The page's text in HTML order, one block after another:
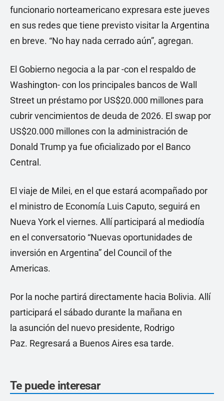
funcionario norteamericano expresara este jueves
en sus redes que tiene previsto visitar la Argentina
en breve. “No hay nada cerrado aún”, agregan.
El Gobierno negocia a la par -con el respaldo de
Washington- con los principales bancos de Wall
Street un préstamo por US$20.000 millones para
cubrir vencimientos de deuda de 2026. El swap por
US$20.000 millones con la administración de
Donald Trump ya fue oficializado por el Banco
Central.
El viaje de Milei, en el que estará acompañado por
el ministro de Economía Luis Caputo, seguirá en
Nueva York el viernes. Allí participará al mediodía
en el conversatorio “Nuevas oportunidades de
inversión en Argentina” del Council of the
Americas.
Por la noche partirá directamente hacia Bolivia. Allí
participará el sábado durante la mañana en
la asunción del nuevo presidente, Rodrigo
Paz. Regresará a Buenos Aires esa tarde.
Te puede interesar